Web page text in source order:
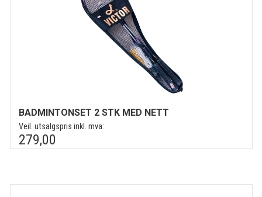
BADMINTONSET 2 STK MED NETT
Veil. utsalgspris inkl. mva:
279,00